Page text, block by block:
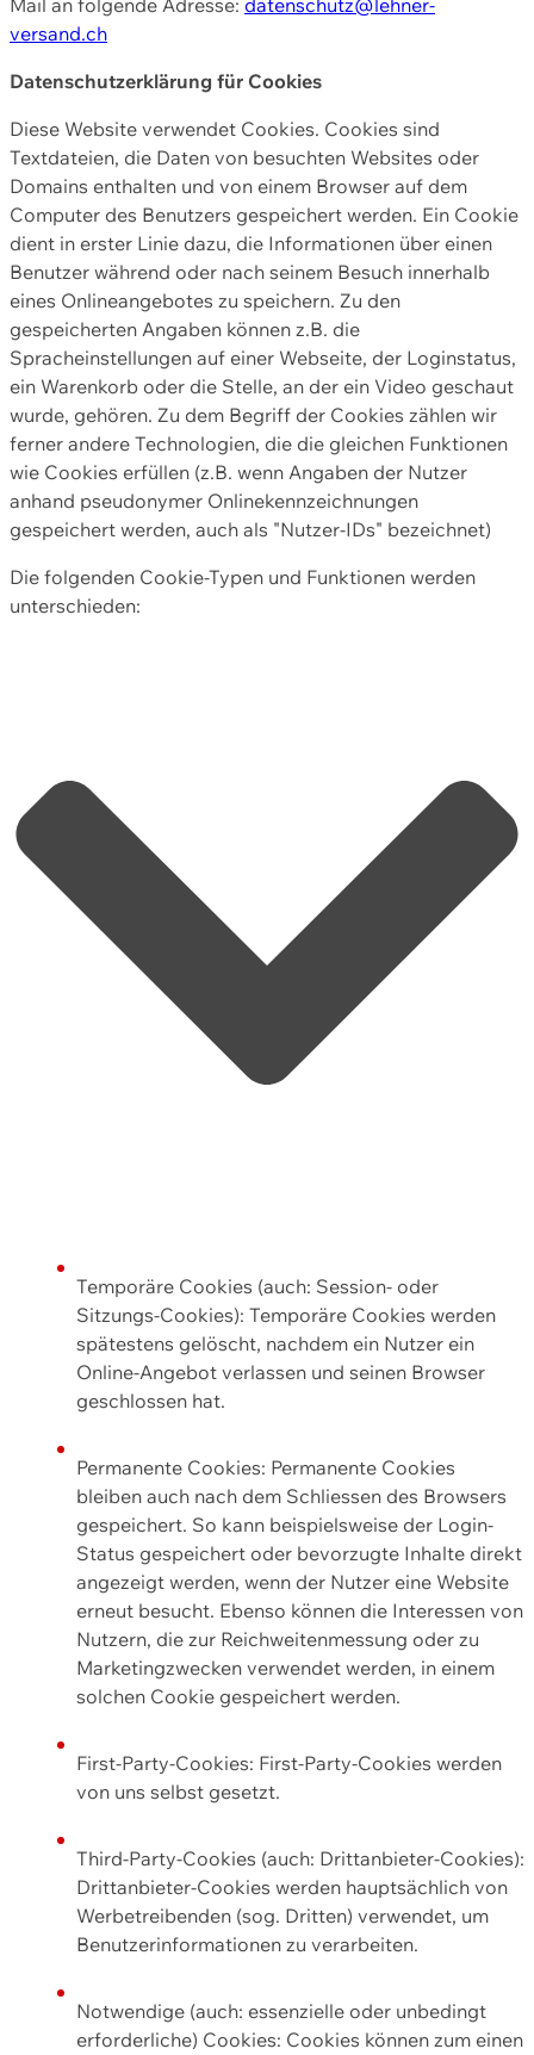
versand.ch
Datenschutzerklärung für Cookies
Diese Website verwendet Cookies. Cookies sind
Textdateien, die Daten von besuchten Websites oder
Domains enthalten und von einem Browser auf dem
Computer des Benutzers gespeichert werden. Ein Cookie
dient in erster Linie dazu, die Informationen über einen
Benutzer während oder nach seinem Besuch innerhalb
eines Onlineangebotes zu speichern. Zu den
gespeicherten Angaben können z.B. die
Spracheinstellungen auf einer Webseite, der Loginstatus,
ein Warenkorb oder die Stelle, an der ein Video geschaut
wurde, gehören. Zu dem Begriff der Cookies zählen wir
ferner andere Technologien, die die gleichen Funktionen
wie Cookies erfüllen (z.B. wenn Angaben der Nutzer
anhand pseudonymer Onlinekennzeichnungen
gespeichert werden, auch als "Nutzer-IDs" bezeichnet)
Die folgenden Cookie-Typen und Funktionen werden
unterschieden:
Temporäre Cookies (auch: Session- oder
Sitzungs-Cookies): Temporäre Cookies werden
spätestens gelöscht, nachdem ein Nutzer ein
Online-Angebot verlassen und seinen Browser
geschlossen hat.
Permanente Cookies: Permanente Cookies
bleiben auch nach dem Schliessen des Browsers
gespeichert. So kann beispielsweise der Login-
Status gespeichert oder bevorzugte Inhalte direkt
angezeigt werden, wenn der Nutzer eine Website
erneut besucht. Ebenso können die Interessen von
Nutzern, die zur Reichweitenmessung oder zu
Marketingzwecken verwendet werden, in einem
solchen Cookie gespeichert werden.
First-Party-Cookies: First-Party-Cookies werden
von uns selbst gesetzt.
Third-Party-Cookies (auch: Drittanbieter-Cookies):
Drittanbieter-Cookies werden hauptsächlich von
Werbetreibenden (sog. Dritten) verwendet, um
Benutzerinformationen zu verarbeiten.
Notwendige (auch: essenzielle oder unbedingt
erforderliche) Cookies: Cookies können zum einen